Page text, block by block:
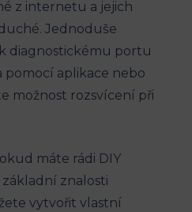
z internetu a jejich
Jednoduše
diagnostickému portu
pomocí aplikace nebo
možnost rozsvícení při
máte rádi DIY
znalosti
vytvořit vlastní